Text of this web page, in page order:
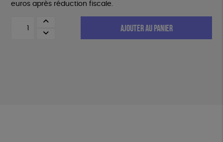
euros après réduction fiscale.
AJOUTER AU PANIER